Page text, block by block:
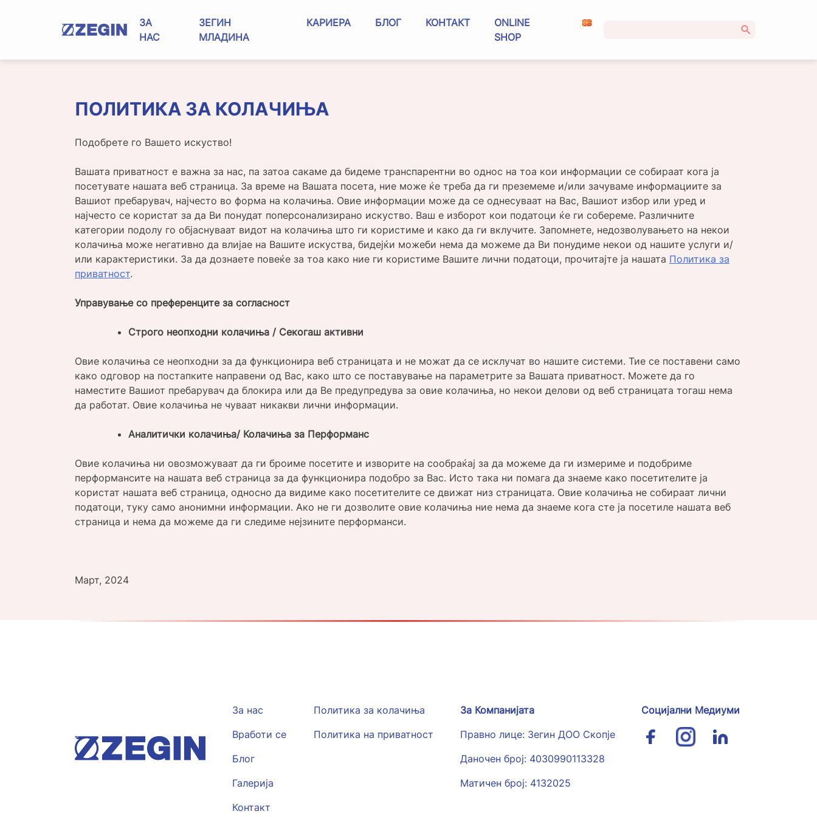
ЗА
НАС
ЗЕГИН
МЛАДИНА
КАРИЕРА БЛОГ КОНТАКТ
ONLINE
SHOP
ПОЛИТИКА ЗА КОЛАЧИЊА
Подобрете го Вашето искуство!
Вашата приватност е важна за нас, па затоа сакаме да бидеме транспарентни во однос на тоа кои информации се собираат кога ја
посетувате нашата веб страница. За време на Вашата посета, ние може ќе треба да ги преземеме и/или зачуваме информациите за
Вашиот пребарувач, најчесто во форма на колачиња. Овие информации може да се однесуваат на Вас, Вашиот избор или уред и
најчесто се користат за да Ви понудат поперсонализирано искуство. Ваш е изборот кои податоци ќе ги собереме. Различните
категории подолу го објаснуваат видот на колачиња што ги користиме и како да ги вклучите. Запомнете, недозволувањето на некои
колачиња може негативно да влијае на Вашите искуства, бидејќи можеби нема да можеме да Ви понудиме некои од нашите услуги и/
или карактеристики. За да дознаете повеќе за тоа како ние ги користиме Вашите лични податоци, прочитајте ја нашата Политика за
приватност.
Управување со преференците за согласност
Строго неопходни колачиња / Секогаш активни
Овие колачиња се неопходни за да функционира веб страницата и не можат да се исклучат во нашите системи. Тие се поставени само
како одговор на постапките направени од Вас, како што се поставување на параметрите за Вашата приватност. Можете да го
наместите Вашиот пребарувач да блокира или да Ве предупредува за овие колачиња, но некои делови од веб страницата тогаш нема
да работат. Овие колачиња не чуваат никакви лични информации.
Аналитички колачиња/ Колачиња за Перформанс
Овие колачиња ни овозможуваат да ги броиме посетите и изворите на сообраќај за да можеме да ги измериме и подобриме
перформансите на нашата веб страница за да функционира подобро за Вас. Исто така ни помага да знаеме како посетителите ја
користат нашата веб страница, односно да видиме како посетителите се движат низ страницата. Овие колачиња не собираат лични
податоци, туку само анонимни информации. Ако не ги дозволите овие колачиња ние нема да знаеме кога сте ја посетиле нашата веб
страница и нема да можеме да ги следиме нејзините перформанси.
Март, 2024
За нас
Вработи се
Блог
Галерија
Контакт
Политика за колачиња
Политика на приватност
За Компанијата
Правно лице: Зегин ДОО Скопје
Даночен број: 4030990113328
Матичен број: 4132025
Социјални Медиуми